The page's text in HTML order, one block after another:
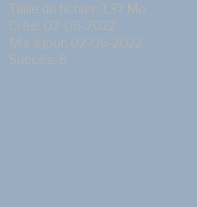
Taille du fichier: 1.37 Mo
Créé: 02-06-2022
Mis à jour: 02-06-2022
Succès: 8